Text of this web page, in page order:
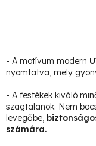
- A motívum modern
nyomtatva, mely
- A festékek kiváló
szagtalanok. Nem
levegőbe,
számára.